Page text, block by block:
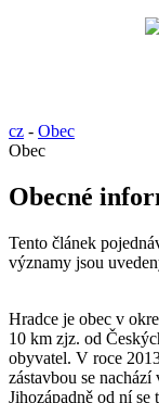
cz - Obec
Obec
Obecné
Tento článek
významy jsou
Hradce je obec v
10 km zjz. od
obyvatel. V roce
zástavbou se
Jihozápadně od ní